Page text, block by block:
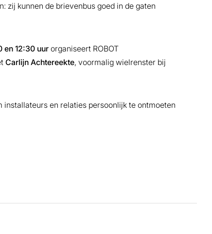
zij kunnen de brievenbus goed in de gaten
en 12:30 uur organiseert ROBOT
Carlijn Achtereekte, voormalig wielrenster bij
en relaties persoonlijk te ontmoeten